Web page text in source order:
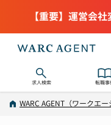
【重要】運営会
求人検索 転職事
WARC AGENT（ワークエー